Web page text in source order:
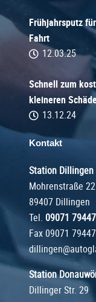
Frühjahrsputz
Fahrt
12.03.25
Schnell zum
kleineren
13.12.24
Kontakt
Station Dillingen
Mohrenstraße 22
89407 Dillingen
Tel. 09071
Fax 09071
Station
Dillinger Str. 29